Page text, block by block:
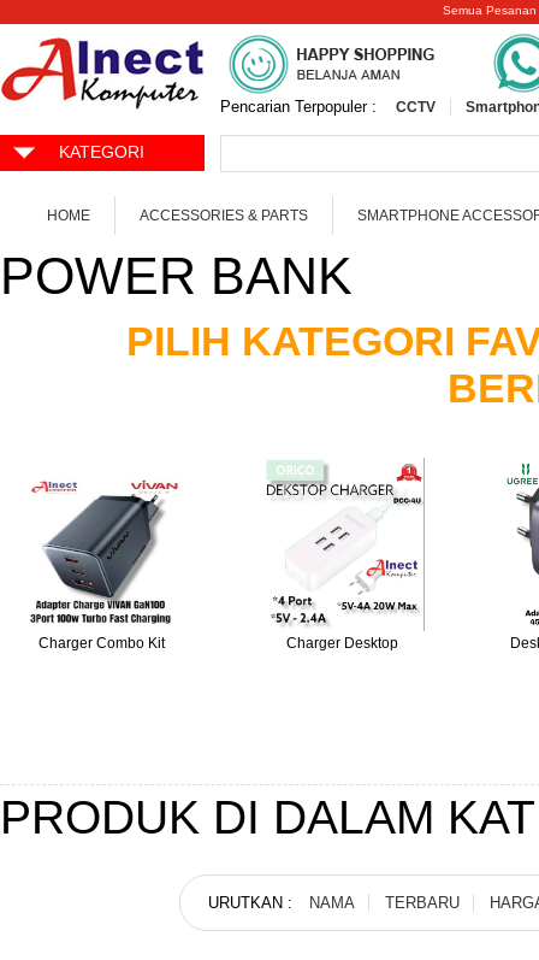
Semua Pesanan
Pencarian Terpopuler : CCTV
KATEGORI
HOME ACCESSORIES & PARTS SMARTPHONE
POWER BANK
PILIH KATEGORI
Charger Combo Kit Charger Desktop
PRODUK DI DALAM
URUTKAN : NAMA TERBARU